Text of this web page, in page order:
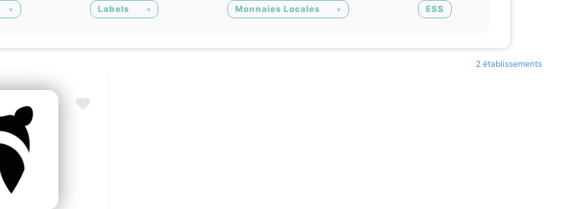
Labels Monnaies Locales ESS
2 établissements